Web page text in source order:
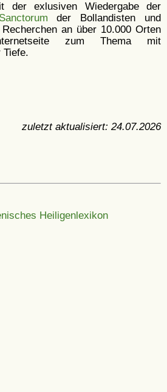
der exlusiven Wiedergabe der
der Bollandisten und
an über 10.000 Orten
zum Thema mit
Tiefe.
zuletzt aktualisiert: 24.07.2026
Heiligenlexikon